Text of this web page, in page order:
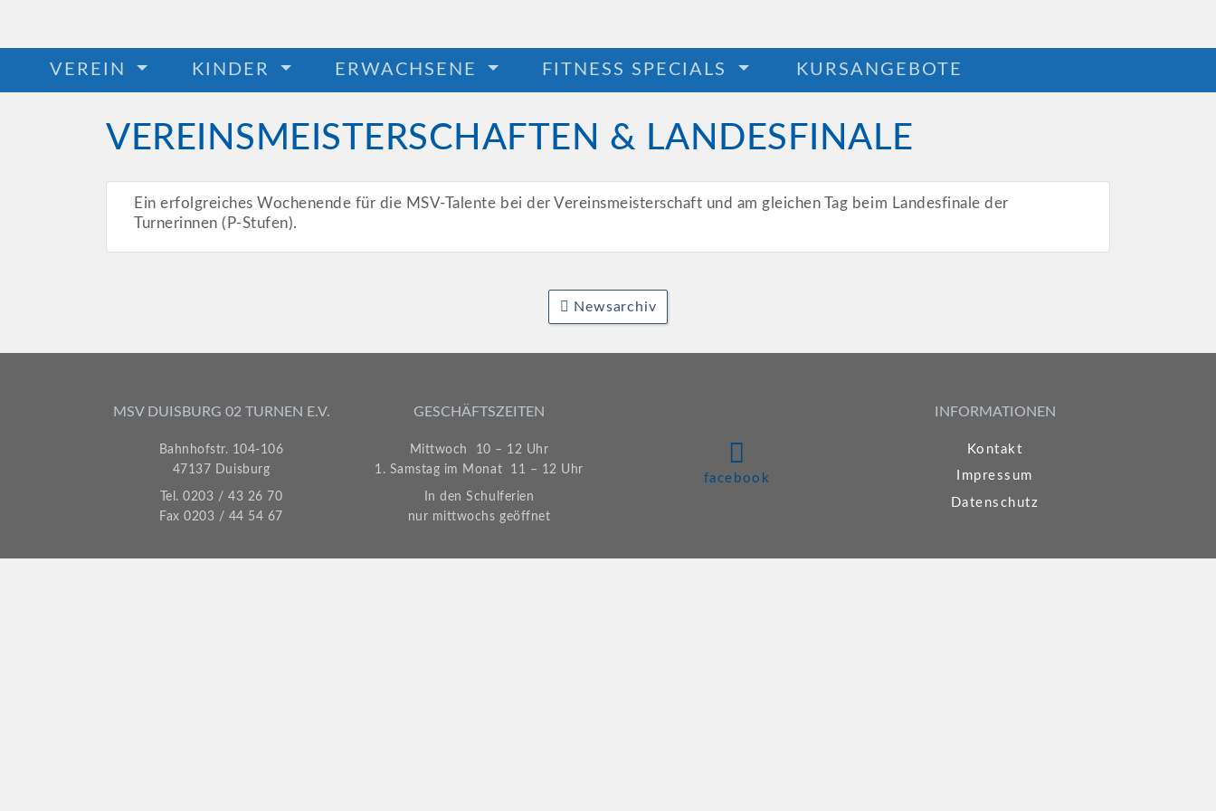
VEREIN KINDER ERWACHSENE FITNESS SPECIALS KURSANGEBOTE
VEREINSMEISTERSCHAFTEN & LANDESFINALE
Ein erfolgreiches Wochenende für die MSV-Talente bei der Vereinsmeisterschaft und am gleichen Tag beim Landesfinale der
Turnerinnen (P-Stufen).
Newsarchiv
MSV DUISBURG 02 TURNEN E.V.
Bahnhofstr. 104-106
47137 Duisburg
Tel. 0203 / 43 26 70
Fax 0203 / 44 54 67
GESCHÄFTSZEITEN
Mittwoch 10 – 12 Uhr
1. Samstag im Monat 11 – 12 Uhr
In den Schulferien
nur mittwochs geöffnet
facebook
INFORMATIONEN
Kontakt
Impressum
Datenschutz